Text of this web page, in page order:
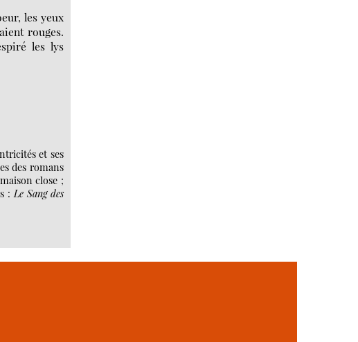
les yeux
rouges.
les lys
et ses
des romans
close ;
:Le Sang des